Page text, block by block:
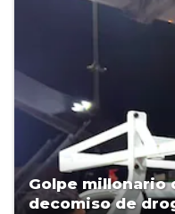
Golpe millonario
decomiso de